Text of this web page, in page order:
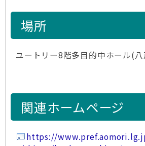
場所
ユートリー8階多目的中ホール(八
関連ホームページ
https://